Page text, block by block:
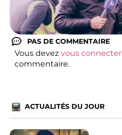
PAS DE COMMENTAIRE
Vous devez vous connecter
commentaire.
ACTUALITÉS DU JOUR